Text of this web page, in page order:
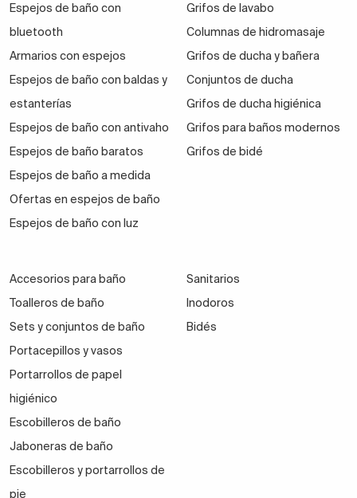
Espejos de baño con
bluetooth
Armarios con espejos
Espejos de baño con baldas y
estanterías
Espejos de baño con antivaho
Espejos de baño baratos
Espejos de baño a medida
Ofertas en espejos de baño
Espejos de baño con luz
Grifos de lavabo
Columnas de hidromasaje
Grifos de ducha y bañera
Conjuntos de ducha
Grifos de ducha higiénica
Grifos para baños modernos
Grifos de bidé
Accesorios para baño
Toalleros de baño
Sets y conjuntos de baño
Portacepillos y vasos
Portarrollos de papel
higiénico
Escobilleros de baño
Jaboneras de baño
Escobilleros y portarrollos de
pie
Sanitarios
Inodoros
Bidés